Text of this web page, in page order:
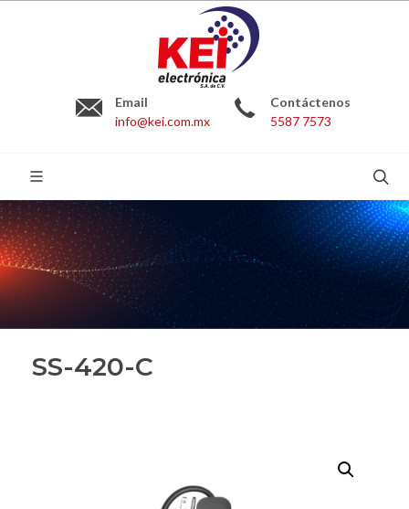
Email
info@kei.com.mx
Contáctenos
5587 7573
SS-420-C